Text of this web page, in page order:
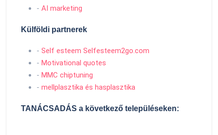
- AI marketing
Külföldi partnerek
- Self esteem Selfesteem2go.com
- Motivational quotes
- MMC chiptuning
- mellplasztika és hasplasztika
TANÁCSADÁS a következő településeken: